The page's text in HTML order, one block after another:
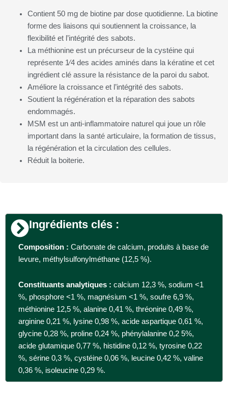
Contient 50 mg de biotine par dose quotidienne. La biotine
forme des liaisons qui soutiennent la croissance, la
flexibilité et l’intégrité des sabots.
La méthionine est un précurseur de la cystéine qui
représente 1⁄4 des acides aminés dans la kératine et cet
ingrédient clé assure la résistance de la paroi du sabot.
Améliore la croissance et l’intégrité des sabots.
Soutient la régénération et la réparation des sabots
endommagés.
MSM est un anti-inflammatoire naturel qui joue un rôle
important dans la santé articulaire, la formation de tissus,
la régénération et la circulation des cellules.
Réduit la boiterie.
Ingrédients clés :
Composition : Carbonate de calcium, produits à base de
levure, méthylsulfonylméthane (12,5 %).
Constituants analytiques : calcium 12,3 %, sodium <1
%, phosphore <1 %, magnésium <1 %, soufre 6,9 %,
méthionine 12,5 %, alanine 0,41 %, thréonine 0,49 %,
arginine 0,21 %, lysine 0,98 %, acide aspartique 0,61 %,
glycine 0,28 %, proline 0,24 %, phénylalanine 0,2 5%,
acide glutamique 0,77 %, histidine 0,12 %, tyrosine 0,22
%, sérine 0,3 %, cystéine 0,06 %, leucine 0,42 %, valine
0,36 %, isoleucine 0,29 %.